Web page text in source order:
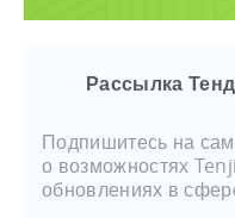
Рассылка
Подпишитесь на
о возможностях
обновлениях в